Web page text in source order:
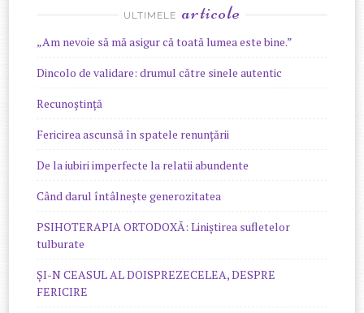
ULTIMELE articole
„Am nevoie să mă asigur că toată lumea este bine.”
Dincolo de validare: drumul către sinele autentic
Recunoștință
Fericirea ascunsă în spatele renunțării
De la iubiri imperfecte la relatii abundente
Când darul întâlnește generozitatea
PSIHOTERAPIA ORTODOXĂ: Liniștirea sufletelor
tulburate
ȘI-N CEASUL AL DOISPREZECELEA, DESPRE
FERICIRE